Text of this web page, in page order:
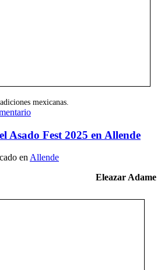
mexicanas.
Asado Fest 2025 en Allende
en Allende
Eleazar Adame